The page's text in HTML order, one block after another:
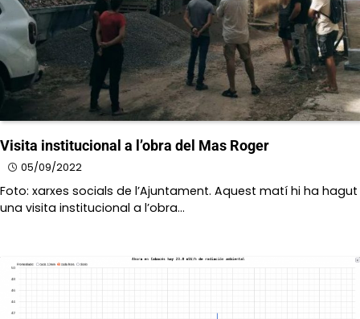
Visita institucional a l’obra del Mas Roger
05/09/2022
Foto: xarxes socials de l’Ajuntament. Aquest matí hi ha hagut
una visita institucional a l’obra…